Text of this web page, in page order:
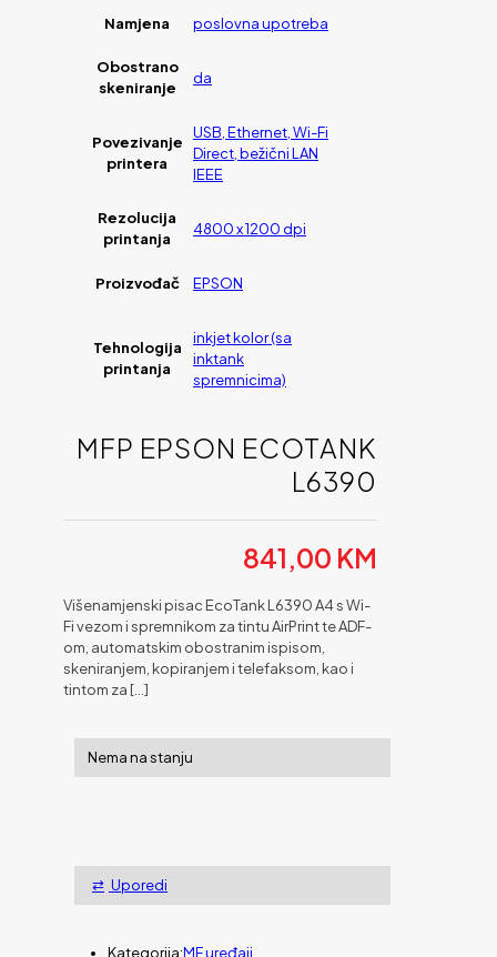
Namjena poslovna upotreba
Obostrano
skeniranje
da
Povezivanje
printera
USB, Ethernet, Wi-Fi
Direct, bežični LAN
IEEE
Rezolucija
printanja
4800 x 1200 dpi
Proizvođač EPSON
Tehnologija
printanja
inkjet kolor (sa
inktank
spremnicima)
MFP EPSON ECOTANK
L6390
841,00 KM
Višenamjenski pisac EcoTank L6390 A4 s Wi-
Fi vezom i spremnikom za tintu AirPrint te ADF-
om, automatskim obostranim ispisom,
skeniranjem, kopiranjem i telefaksom, kao i
tintom za […]
Nema na stanju
Uporedi
Kategorija:MF uređaji